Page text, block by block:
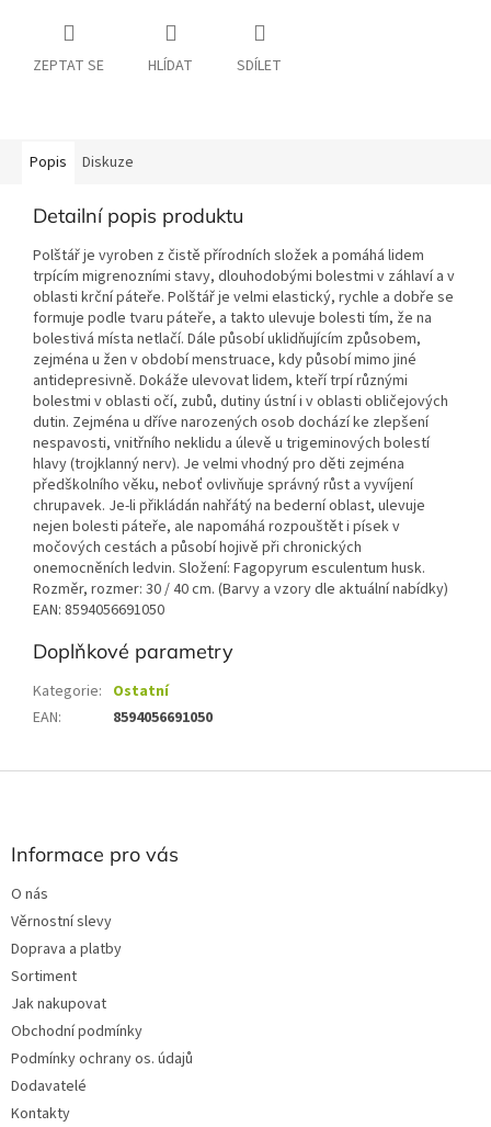
ZEPTAT SE HLÍDAT SDÍLET
Popis Diskuze
Detailní popis produktu
Polštář je vyroben z čistě přírodních složek a pomáhá lidem
trpícím migrenozními stavy, dlouhodobými bolestmi v záhlaví a v
oblasti krční páteře. Polštář je velmi elastický, rychle a dobře se
formuje podle tvaru páteře, a takto ulevuje bolesti tím, že na
bolestivá místa netlačí. Dále působí uklidňujícím způsobem,
zejména u žen v období menstruace, kdy působí mimo jiné
antidepresivně. Dokáže ulevovat lidem, kteří trpí různými
bolestmi v oblasti očí, zubů, dutiny ústní i v oblasti obličejových
dutin. Zejména u dříve narozených osob dochází ke zlepšení
nespavosti, vnitřního neklidu a úlevě u trigeminových bolestí
hlavy (trojklanný nerv). Je velmi vhodný pro děti zejména
předškolního věku, neboť ovlivňuje správný růst a vyvíjení
chrupavek. Je-li přikládán nahřátý na bederní oblast, ulevuje
nejen bolesti páteře, ale napomáhá rozpouštět i písek v
močových cestách a působí hojivě při chronických
onemocněních ledvin. Složení: Fagopyrum esculentum husk.
Rozměr, rozmer: 30 / 40 cm. (Barvy a vzory dle aktuální nabídky)
EAN: 8594056691050
Doplňkové parametry
Kategorie: Ostatní
EAN: 8594056691050
Z
Informace pro vás
O nás
Věrnostní slevy
Doprava a platby
Sortiment
Jak nakupovat
Obchodní podmínky
Podmínky ochrany os. údajů
Dodavatelé
Kontakty